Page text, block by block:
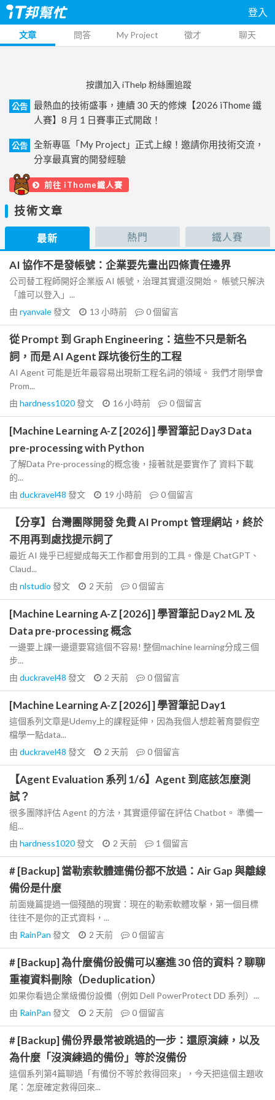
登入
文章 問答 My Project 徵才 聊天
按讚加入 iThelp 粉絲團追蹤
公告
最熱血的技術盛事，連續 30 天的修煉【2026 iThome 鐵
人賽】8 月 1 日賽事正式開啟！
公告
全新專區「My Project」正式上線！邀請你用技術交流，
分享最真實的開發經驗
前往 iThome鐵人賽
技術文章
最新 熱門 鐵人賽
AI 協作不是發帳號：企業要先畫出四條責任邊界
公司替工程師開好企業版 AI 帳號，治理其實還沒開始。 帳號只解決
「誰可以登入」...
由 ryanvale發文 13 小時前 0個留言
從 Prompt 到 Graph Engineering：這些不只是新名
詞，而是 AI Agent 踩坑後衍生的工程
AI Agent 可能是近年最容易出現新工程名詞的領域。 我們才剛學會
Prom...
由 hardness1020發文 16 小時前 0個留言
[Machine Learning A-Z [2026] ] 學習筆記 Day3 Data
pre-processing with Python
了解Data Pre-processing的概念後，接著就是要實作了 資料下載
的...
由 duckravel48 發文 19 小時前 0個留言
【分享】台灣團隊開發 免費 AI Prompt 管理網站，終於
不用再到處找提示詞了
最近 AI 幾乎已經變成每天工作都會用到的工具。像是 ChatGPT、
Claud...
由 nlstudio 發文 2 天前 0個留言
[Machine Learning A-Z [2026] ] 學習筆記 Day2 ML 及
Data pre-processing 概念
一邊要上課一邊還要寫這個不容易! 整個machine learning分成三個
步...
由 duckravel48 發文 2 天前 0個留言
[Machine Learning A-Z [2026] ] 學習筆記 Day1
這個系列文章是Udemy上的課程延伸，因為我個人想趁著育嬰假空
檔學一點data...
由 duckravel48 發文 2 天前 0個留言
【Agent Evaluation 系列 1/6】Agent 到底該怎麼測
試？
很多團隊評估 Agent 的方法，其實還停留在評估 Chatbot。 準備一
組...
由 hardness1020發文 2 天前 1 個留言
# [Backup] 當勒索軟體連備份都不放過：Air Gap 與離線
備份是什麼
前面幾篇提過一個殘酷的現實：現在的勒索軟體攻擊，第一個目標
往往不是你的正式資料，...
由 RainPan 發文 2 天前 0個留言
# [Backup] 為什麼備份設備可以塞進 30 倍的資料？聊聊
重複資料刪除（Deduplication）
如果你看過企業級備份設備（例如 Dell PowerProtect DD 系列）...
由 RainPan 發文 2 天前 0個留言
# [Backup] 備份界最常被跳過的一步：還原演練，以及
為什麼「沒演練過的備份」等於沒備份
這個系列第4篇聊過「有備份不等於救得回來」，今天把這個主題收
尾：怎麼確定救得回來...